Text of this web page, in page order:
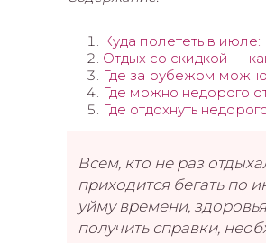
Куда полететь в
Отдых со скидкой —
Где за рубежом
Где можно недорого
Где отдохнуть
Всем, кто не раз
приходится бегать по
уйму времени,
получить справки,